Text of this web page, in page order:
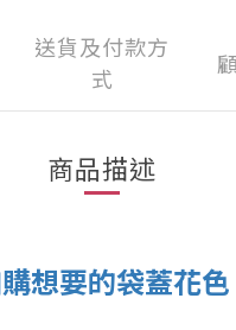
送貨及付款方
式
商品描述
想要的袋蓋花色